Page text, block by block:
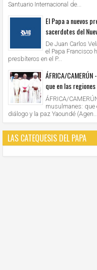
Santuario Internacional de...
El Papa a nuevos
sacerdotes del
De Juan Carlos
el Papa Francisco
presbíteros en el P...
ÁFRICA/
que en las
ÁFRICA/
musulmanes: que
diálogo y la paz Yaoundé (Agen...
LAS CATEQUESIS DEL PAPA